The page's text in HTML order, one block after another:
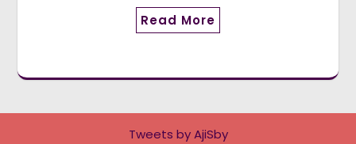
Read More
Tweets by AjiSby